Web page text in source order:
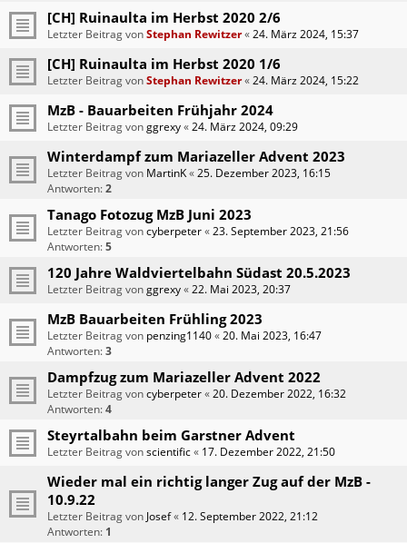
[CH] Ruinaulta im Herbst 2020 2/6
Letzter Beitrag vonStephan Rewitzer«24. März 2024, 15:37
[CH] Ruinaulta im Herbst 2020 1/6
Letzter Beitrag vonStephan Rewitzer«24. März 2024, 15:22
MzB - Bauarbeiten Frühjahr 2024
Letzter Beitrag vonggrexy«24. März 2024, 09:29
Winterdampf zum Mariazeller Advent 2023
Letzter Beitrag von MartinK«25. Dezember 2023, 16:15
Antworten:2
Tanago Fotozug MzB Juni 2023
Letzter Beitrag voncyberpeter«23. September 2023, 21:56
Antworten:5
120 Jahre Waldviertelbahn Südast 20.5.2023
Letzter Beitrag vonggrexy«22. Mai 2023, 20:37
MzB Bauarbeiten Frühling 2023
Letzter Beitrag von penzing1140«20. Mai 2023, 16:47
Antworten:3
Dampfzug zum Mariazeller Advent 2022
Letzter Beitrag voncyberpeter«20. Dezember 2022, 16:32
Antworten:4
Steyrtalbahn beim Garstner Advent
Letzter Beitrag vonscientific« 17. Dezember 2022, 21:50
Wieder mal ein richtig langer Zug auf der MzB -
10.9.22
Letzter Beitrag von Josef« 12. September 2022, 21:12
Antworten: 1